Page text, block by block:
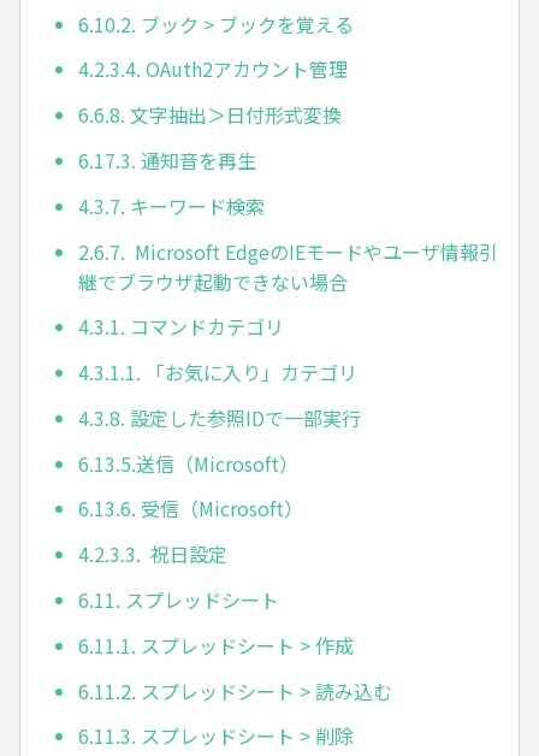
6.10.2. ブック > ブックを覚える
4.2.3.4. OAuth2アカウント管理
6.6.8. 文字抽出＞日付形式変換
6.17.3. 通知音を再生
4.3.7. キーワード検索
2.6.7. Microsoft EdgeのIEモードやユーザ情報引
継でブラウザ起動できない場合
4.3.1. コマンドカテゴリ
4.3.1.1. 「お気に入り」カテゴリ
4.3.8. 設定した参照IDで一部実行
6.13.5.送信（Microsoft）
6.13.6. 受信（Microsoft）
4.2.3.3. 祝日設定
6.11. スプレッドシート
6.11.1. スプレッドシート > 作成
6.11.2. スプレッドシート > 読み込む
6.11.3. スプレッドシート > 削除